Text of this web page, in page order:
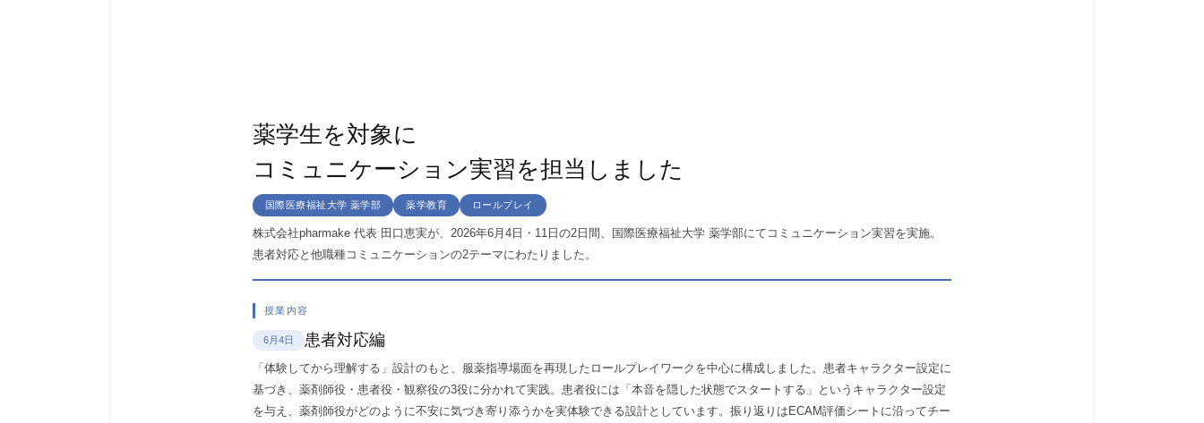
薬学生を対象に
コミュニケーション実習を担当しました
国際医療福祉大学 薬学部 薬学教育 ロールプレイ
株式会社pharmake 代表 田口恵実が、2026年6月4日・11日の2日間、国際医療福祉大学 薬学部にてコミュニケーション実習を実施。
患者対応と他職種コミュニケーションの2テーマにわたりました。
授業内容
6月4日 患者対応編
「体験してから理解する」設計のもと、服薬指導場面を再現したロールプレイワークを中心に構成しました。患者キャラクター設定に
基づき、薬剤師役・患者役・観察役の3役に分かれて実践。患者役には「本音を隠した状態でスタートする」というキャラクター設定
を与え、薬剤師役がどのように不安に気づき寄り添うかを実体験できる設計としています。振り返りはECAM評価シートに沿ってチー